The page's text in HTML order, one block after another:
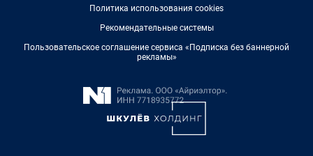
Политика использования cookies
Рекомендательные системы
Пользовательское соглашение сервиса «Подписка без баннерной
рекламы»